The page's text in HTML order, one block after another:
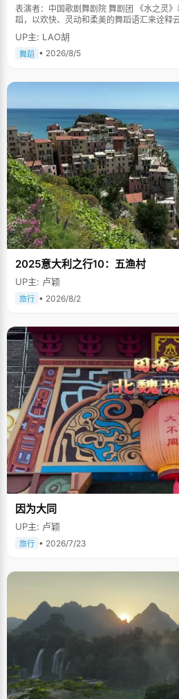
表演者：中国歌剧舞剧院 舞剧团 《水之灵》表现一群傣族姑娘在戏水中舞
蹈，以欢快、灵动和柔美的舞蹈语汇来诠释
多次在中国人民大会堂及国际舞台上表演，
意美。。
UP主: LAO胡
舞蹈 • 2026/8/5
2025意大利之行10：五渔村
UP主: 卢颖
旅行 • 2026/8/2
因为大同
UP主: 卢颖
旅行 • 2026/7/23